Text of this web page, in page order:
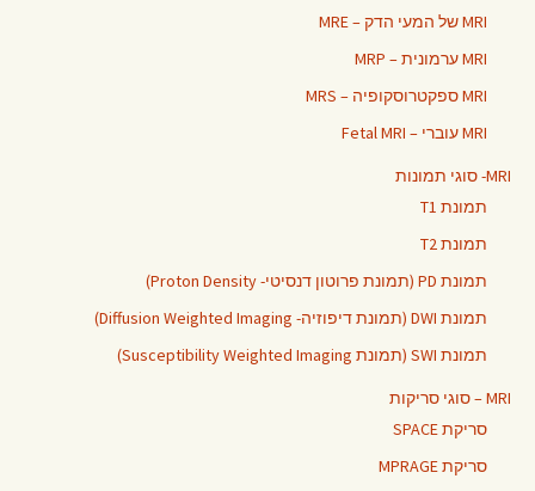
MRI של המעי הדק – MRE
MRI ערמונית – MRP
MRI ספקטרוסקופיה – MRS
MRI עוברי – Fetal MRI
MRI- סוגי תמונות
תמונת T1
תמונת T2
תמונת PD (תמונת פרוטון דנסיטי- Proton Density)
תמונת DWI (תמונת דיפוזיה- Diffusion Weighted Imaging)
תמונת SWI (תמונת Susceptibility Weighted Imaging)
MRI – סוגי סריקות
סריקת SPACE
סריקת MPRAGE